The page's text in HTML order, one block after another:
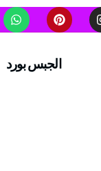
الجبس بورد